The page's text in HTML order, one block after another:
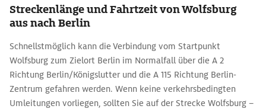
Streckenlänge und Fahrtzeit von Wolfsburg
aus nach Berlin
Schnellstmöglich kann die Verbindung vom Startpunkt
Wolfsburg zum Zielort Berlin im Normalfall über die A 2
Richtung Berlin/Königslutter und die A 115 Richtung Berlin-
Zentrum gefahren werden. Wenn keine verkehrsbedingten
Umleitungen vorliegen, sollten Sie auf der Strecke Wolfsburg –